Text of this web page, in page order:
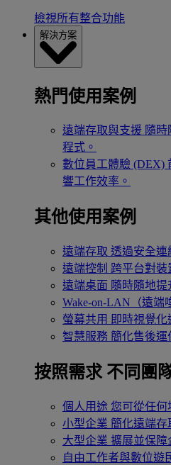
檢視所有整合功能
解決方案
熱門使用案例
遠端存取與支援 隨時
程式。
數位員工體驗 (DEX)
響工作效率。
其他使用案例
遠端存取 透過安全連
遠端控制 跨平台對裝
遠端桌面 隨時隨地
Wake-on-LAN（遠端
螢幕共用 即時視覺化
智慧服務 簡化售後運
按照需求 不同團
個人用途 您可從任何
小型企業 簡化遠端存
大型企業 擴展並保障
自由工作者與數位遊